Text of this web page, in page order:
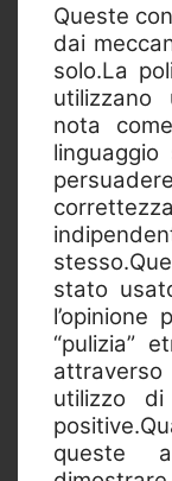
Queste
dai
solo.La
utilizzano
nota
stato
l’opinione
“pulizia”
utilizzo
queste